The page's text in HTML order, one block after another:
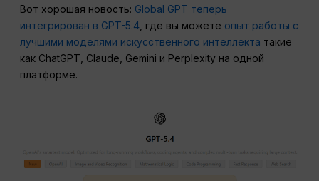
Вот хорошая новость: Global GPT теперь
интегрирован в GPT-5.4 , где вы можете опыт работы с
лучшими моделями искусственного интеллекта такие
как ChatGPT, Claude, Gemini и Perplexity на одной
платформе.